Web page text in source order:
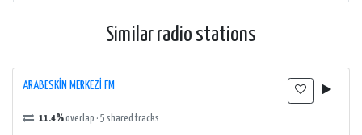
Similar radio stations
ARABESKİN MERKEZİ FM
11.4%overlap · 5 shared tracks